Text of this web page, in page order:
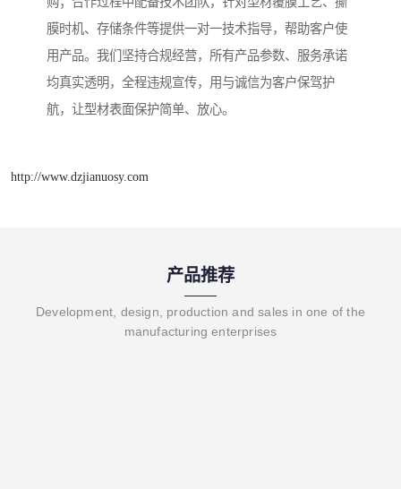
膜时机、存储条件等提供一对一技术指导，帮助客户使
用产品。我们坚持合规经营，所有产品参数、服务承诺
均真实透明，全程违规宣传，用与诚信为客户保驾护
航，让型材表面保护简单、放心。
http://www.dzjianuosy.com
产品推荐
Development, design, production and sales in one of the
manufacturing enterprises